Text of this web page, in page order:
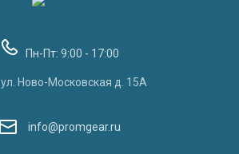
Пн-Пт: 9:00 - 17:00
ул. Ново-Московская д. 15А
info@promgear.ru